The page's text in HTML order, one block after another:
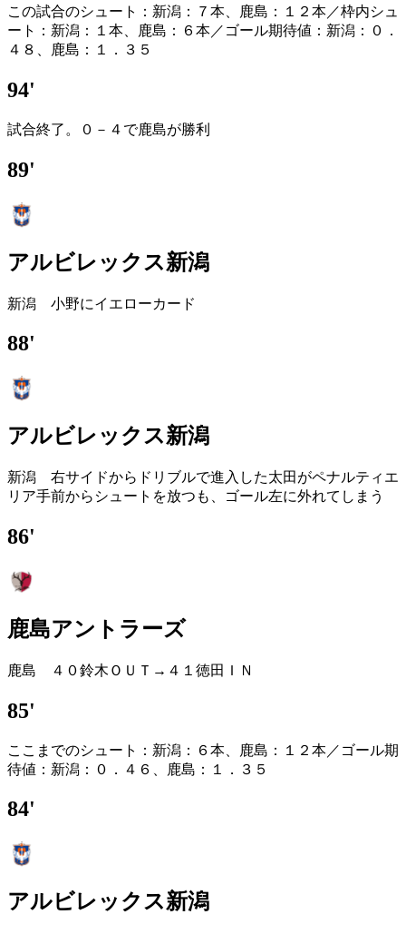
この試合のシュート：新潟：７本、鹿島：１２本／枠内シュ
ート：新潟：１本、鹿島：６本／ゴール期待値：新潟：０．
４８、鹿島：１．３５
94'
試合終了。０－４で鹿島が勝利
89'
アルビレックス新潟
新潟 小野にイエローカード
88'
アルビレックス新潟
新潟 右サイドからドリブルで進入した太田がペナルティエ
リア手前からシュートを放つも、ゴール左に外れてしまう
86'
鹿島アントラーズ
鹿島 ４０鈴木ＯＵＴ→４１徳田ＩＮ
85'
ここまでのシュート：新潟：６本、鹿島：１２本／ゴール期
待値：新潟：０．４６、鹿島：１．３５
84'
アルビレックス新潟